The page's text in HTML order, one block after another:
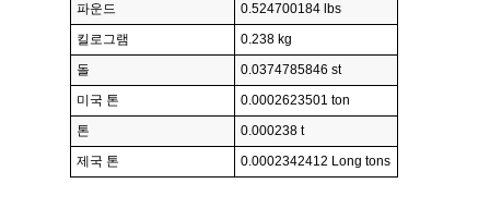
파운드
0.524700184 lbs
킬로그램
0.238 kg
돌
0.0374785846 st
미국 톤
0.0002623501 ton
톤
0.000238 t
제국 톤
0.0002342412 Long tons